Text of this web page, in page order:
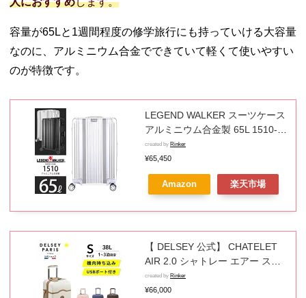
容量が65Lと1週間程度の修学旅行にも持っていける大容量
なのに、アルミニウム合金でできていて軽くて使いやすい
のが特徴です。
LEGEND WALKER スーツケース
アルミニウム合金製 65L 1510-
63 レジェンドウォーカー
created by Rinker
¥65,450
Amazon 楽天市場
【 DELSEY 公式】 CHATELET
AIR 2.0 シャトレー エアー スー
ツケース 38L 1-3泊 機内持ち込
み 小型 Sサイズ キャリーケース
created by Rinker
¥66,000